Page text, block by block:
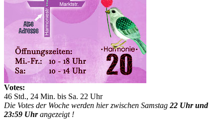
Votes:
46 Std., 24 Min. bis Sa. 22 Uhr
Die Votes der Woche werden hier zwischen Samstag 22 Uhr und
23:59 Uhrangezeigt !